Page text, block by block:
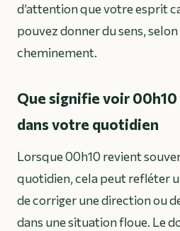
d’attention que votre esprit
pouvez donner du sens,
cheminement.
Que signifie voir
dans votre quotidien
Lorsque 00h10 revient
quotidien, cela peut refléter
de corriger une direction ou
dans une situation floue. Le